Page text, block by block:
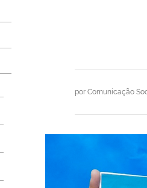
por Comunicação